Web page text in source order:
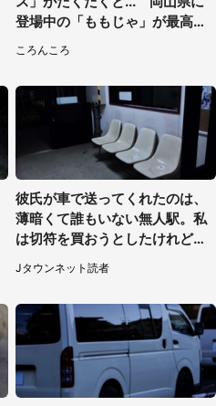
登場中の「ももじゃ」が最高す
ころんころ
彼氏が車で送ってくれたのは、
薄暗くて誰もいない無人駅。私
は切符を買おうとしたけれど
（山形県・20代女性）
Jタウンネット読者